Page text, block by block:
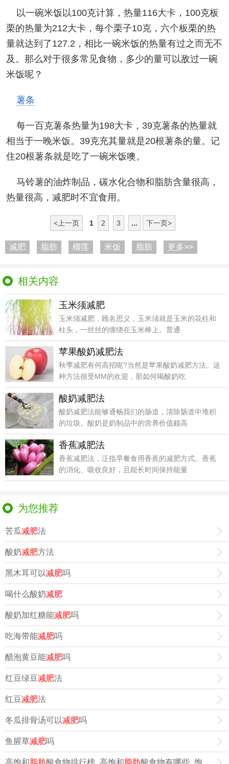
以一碗米饭以100克计算，热量116大卡，100克板
栗的热量为212大卡，每个栗子10克，六个板栗的热
量就达到了127.2，相比一碗米饭的热量有过之而无不
及。那么对于很多常见食物，多少的量可以敌过一碗
米饭呢？
薯条
每一百克薯条热量为198大卡，39克薯条的热量就
相当于一晚米饭。39克充其量就是20根薯条的量。记
住20根薯条就是吃了一碗米饭噢。
马铃薯的油炸制品，碳水化合物和脂肪含量很高，
热量很高，减肥时不宜食用。
<上一页 1 2 3 ... 下一页>
减肥 脂肪 榴莲 米饭 脂肪 更多>>
相关内容
玉米须减肥
玉米须减肥，顾名思义，玉米须就是玉米的花柱和
柱头，一丝丝的缠绕在玉米棒上。普通
苹果酸奶减肥法
秋季减肥有何高招呢?当然是苹果酸奶减肥方法。这
种方法很受MM的欢迎，那如何喝酸奶吃
酸奶减肥法
酸奶减肥法能够通畅我们的肠道，清除肠道中堆积
的垃圾。酸奶是奶制品中的营养价值颇高
香蕉减肥法
香蕉减肥法，泛指早餐食用香蕉的减肥方式。香蕉
的消化、吸收良好，且能长时间保持能量
为您推荐
苦瓜减肥法
酸奶减肥方法
黑木耳可以减肥吗
喝什么酸奶减肥
酸奶加红糖能减肥吗
吃海带能减肥吗
醋泡黄豆能减肥吗
红豆绿豆减肥法
红豆减肥法
冬瓜排骨汤可以减肥吗
鱼腥草减肥吗
高饱和 脂肪酸食物排行榜_高饱和 脂肪酸食物有哪些_饱和 脂肪